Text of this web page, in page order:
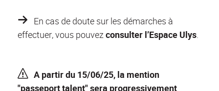
En cas de doutesur les démarches à
effectuer, vous pouvezconsulter l’Espace Ulys.
A partir du 15/06/25, la mention
"passeport talent" sera progressivement